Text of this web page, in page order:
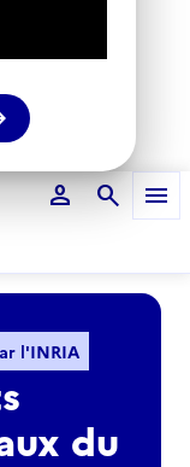
person search menu
l'INRIA
du